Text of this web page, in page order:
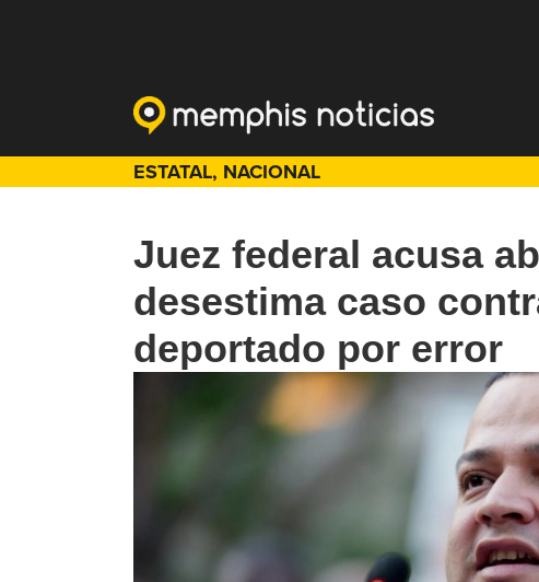
ESTATAL, NACIONAL
Juez federal acusa
desestima caso
deportado por error